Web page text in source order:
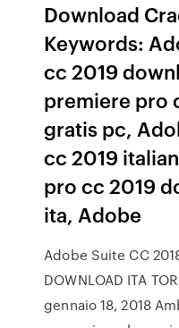
Download
Keywords:
cc 2019
premiere pro
gratis pc,
cc 2019
pro cc 2019
ita, Adobe
Adobe Suite CC
DOWNLOAD ITA
gennaio 18, 2018